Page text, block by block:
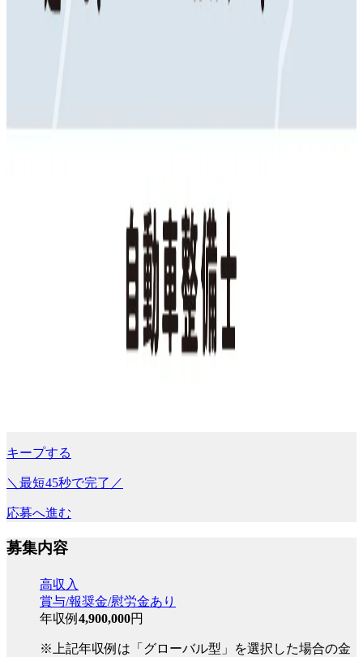
キープする
＼最短45秒で完了／
応募へ進む
募集内容
高収入
賞与/報奨金/慰労金あり
年収例 4,900,000円
※上記年収例は「グローバル型」を選択した場合の金